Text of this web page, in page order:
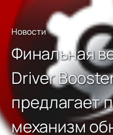
Новости
Финальная
Driver
предлагает
механизм